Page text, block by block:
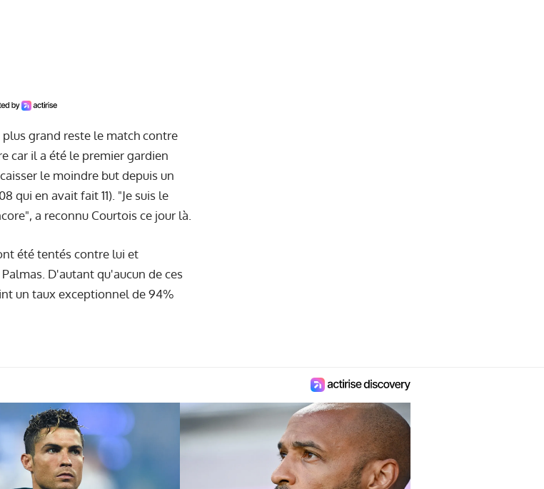
plus grand reste le match contre
car il a été le premier gardien
le moindre but depuis un
qui en avait fait 11). "Je suis le
a reconnu Courtois ce jour là.
été tentés contre lui et
D'autant qu'aucun de ces
un taux exceptionnel de 94%